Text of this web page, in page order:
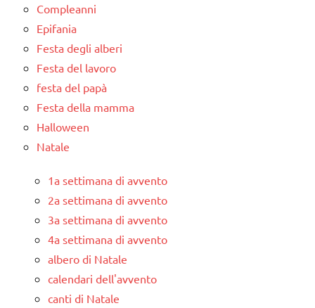
Compleanni
Epifania
Festa degli alberi
Festa del lavoro
festa del papà
Festa della mamma
Halloween
Natale
1a settimana di avvento
2a settimana di avvento
3a settimana di avvento
4a settimana di avvento
albero di Natale
calendari dell'avvento
canti di Natale